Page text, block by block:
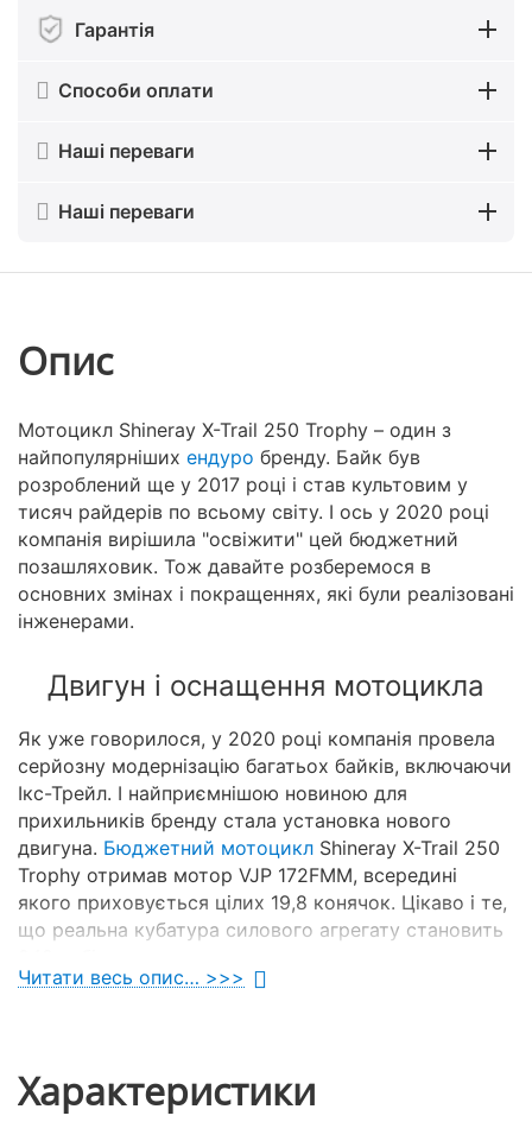
Гарантія
Способи оплати
Наші переваги
Наші переваги
Опис
Мотоцикл Shineray X-Trail 250 Trophy – один з
найпопулярніших ендуро бренду. Байк був
розроблений ще у 2017 році і став культовим у
тисяч райдерів по всьому світу. І ось у 2020 році
компанія вирішила "освіжити" цей бюджетний
позашляховик. Тож давайте розберемося в
основних змінах і покращеннях, які були реалізовані
інженерами.
Двигун і оснащення мотоцикла
Як уже говорилося, у 2020 році компанія провела
серйозну модернізацію багатьох байків, включаючи
Ікс-Трейл. І найприємнішою новиною для
прихильників бренду стала установка нового
двигуна. Бюджетний мотоцикл Shineray X-Trail 250
Trophy отримав мотор VJP 172FMM, всередині
якого приховується цілих 19,8 конячок. Цікаво і те,
що реальна кубатура силового агрегату становить
Читати весь опис… >>>
Характеристики